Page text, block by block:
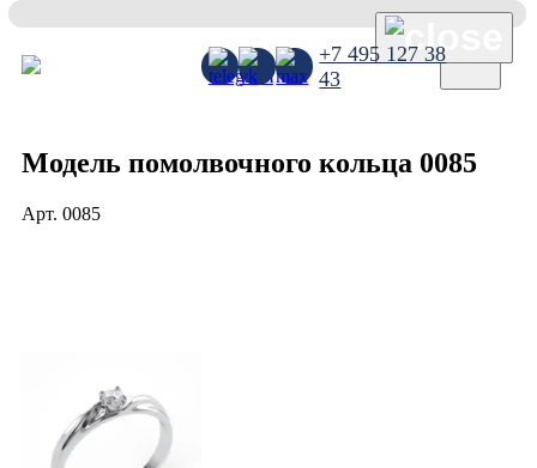
+7 495 127 38
43
Модель помолвочного кольца 0085
Арт. 0085
×